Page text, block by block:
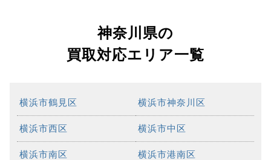
神奈川県の
買取対応エリア一覧
横浜市鶴見区 横浜市神奈川区
横浜市西区 横浜市中区
横浜市南区 横浜市港南区